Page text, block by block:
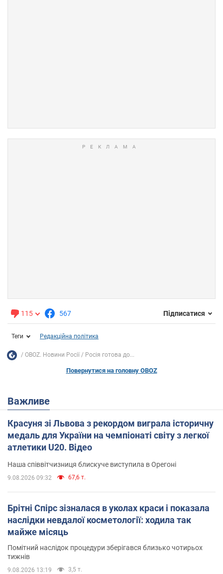
115 567 Підписатися
Теги Редакційна політика
OBOZ. Новини Росії Росія готова до...
Повернутися на головну OBOZ
Важливе
Красуня зі Львова з рекордом виграла історичну
медаль для України на чемпіонаті світу з легкої
атлетики U20. Відео
Наша співвітчизниця блискуче виступила в Орегоні
9.08.2026 09:32 67,6 т.
Брітні Спірс зізналася в уколах краси і показала
наслідки невдалої косметології: ходила так
майже місяць
Помітний наслідок процедури зберігався близько чотирьох
тижнів
9.08.2026 13:19 3,5 т.